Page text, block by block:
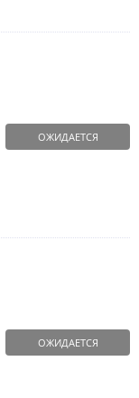
ОЖИДАЕТСЯ
ОЖИДАЕТСЯ